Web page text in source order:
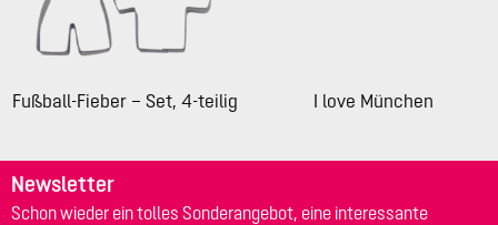
Fußball-Fieber – Set, 4-teilig I love München
Newsletter
Schon wieder ein tolles Sonderangebot, eine interessante